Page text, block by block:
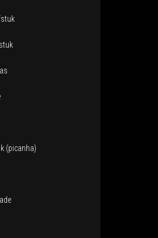
(picanha)